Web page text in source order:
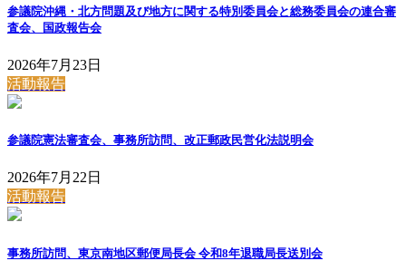
参議院沖縄・北方問題及び地方に関する特別委員会と総務委員会の連合審
査会、国政報告会
2026年7月23日
活動報告
参議院憲法審査会、事務所訪問、改正郵政民営化法説明会
2026年7月22日
活動報告
事務所訪問、東京南地区郵便局長会 令和8年退職局長送別会